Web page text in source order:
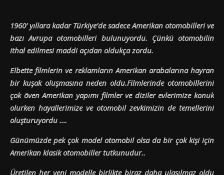
1960’ yıllara kadar Türkiye’de sadece Amerikan otomobilleri ve
bazı Avrupa otomobilleri bulunuyordu. Çünkü otomobilin
ithal edilmesi maddi açıdan oldukça zordu.
Elbette filmlerin ve reklamların Amerikan arabalarına hayran
bir kuşak oluşmasına neden oldu.Filmlerinde otomobillerini
çok öven Amerikan yapımı filmler ve diziler evlerimize konuk
olurken hayallerimize ve otomobil zevkimizin de temellerini
oluşturuyordu ….
Günümüzde pek çok model otomobil olsa da bir çok kişi için
Amerikan klasik otomobiller tutkunudur..
Üretilen her yeni modelle birlikte biraz daha ulaşılmaz oldu